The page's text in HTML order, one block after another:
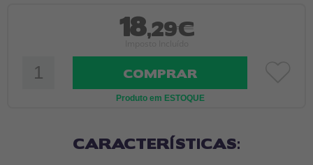
18,29€
COMPRAR
Produto em ESTOQUE
CARACTERÍSTICAS: